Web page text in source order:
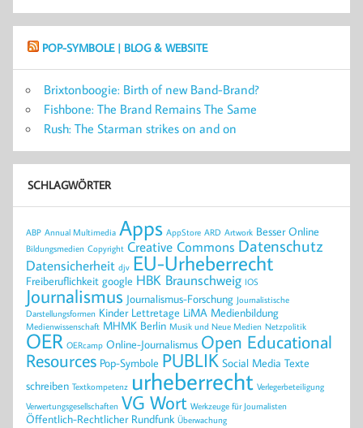
POP-SYMBOLE | BLOG & WEBSITE
Brixtonboogie: Birth of new Band-Brand?
Fishbone: The Brand Remains The Same
Rush: The Starman strikes on and on
SCHLAGWÖRTER
ABP Annual Multimedia Apps AppStore ARD Artwork Besser Online
Bildungsmedien Copyright Creative Commons Datenschutz
Datensicherheit djv EU-Urheberrecht
Freiberuflichkeit google HBK Braunschweig IOS
Journalismus Journalismus-Forschung Journalistische
Darstellungsformen Kinder Lettretage LiMA Medienbildung
Medienwissenschaft MHMK Berlin Musik und Neue Medien Netzpolitik
OER OERcamp Online-Journalismus Open Educational
Resources Pop-Symbole PUBLIK Social Media Texte
schreiben Textkompetenz urheberrecht Verlegerbeteiligung
Verwertungsgesellschaften VG Wort Werkzeuge für Journalisten
Öffentlich-Rechtlicher Rundfunk Überwachung